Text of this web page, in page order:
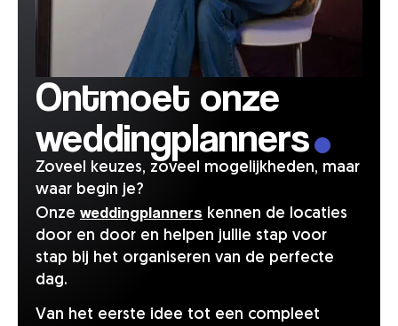
Ontmoet onze
weddingplanners.
Zoveel keuzes, zoveel mogelijkheden, maar
waar begin je?
Onze weddingplanners kennen de locaties
door en door en helpen jullie stap voor
stap bij het organiseren van de perfecte
dag.
Van het eerste idee tot een compleet